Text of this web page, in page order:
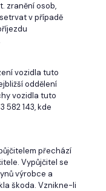
zranění osob,
v případě
vozidla tuto
oddělení
vozidla tuto
582 143, kde
přechází
Vypůjčitel se
výrobce a
škoda. Vznikne-li